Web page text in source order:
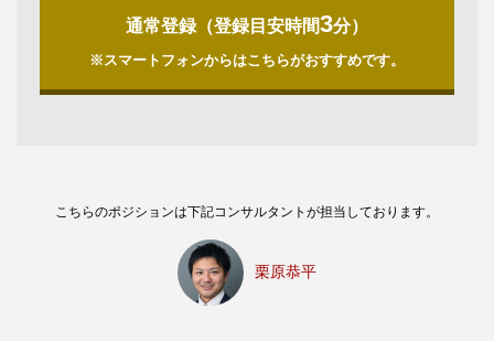
通常登録（登録目安時間3分）
※スマートフォンからはこちらがおすすめです。
こちらのポジションは下記コンサルタントが担当しております。
栗原恭平